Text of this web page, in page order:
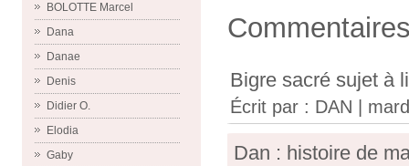
BOLOTTE Marcel
Dana
Danae
Denis
Didier O.
Elodia
Gaby
Bigre sacré sujet à
Écrit par : DAN |
Dan : histoire de